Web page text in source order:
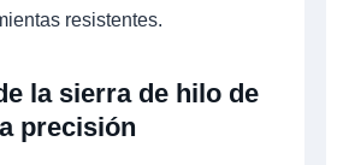
resistentes.
la sierra de hilo de
precisión